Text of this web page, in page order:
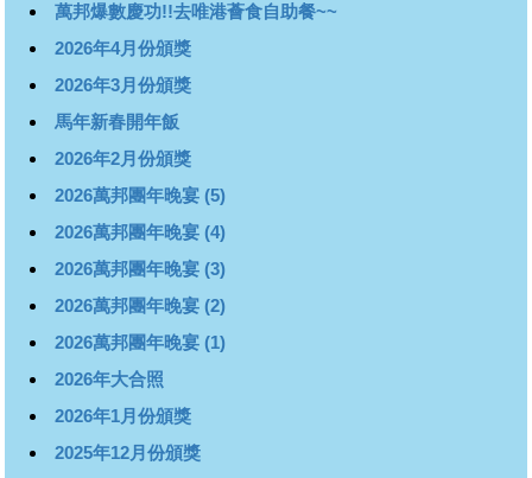
萬邦爆數慶功!!去唯港薈食自助餐~~
2026年4月份頒獎
2026年3月份頒獎
馬年新春開年飯
2026年2月份頒獎
2026萬邦團年晚宴 (5)
2026萬邦團年晚宴 (4)
2026萬邦團年晚宴 (3)
2026萬邦團年晚宴 (2)
2026萬邦團年晚宴 (1)
2026年大合照
2026年1月份頒獎
2025年12月份頒獎